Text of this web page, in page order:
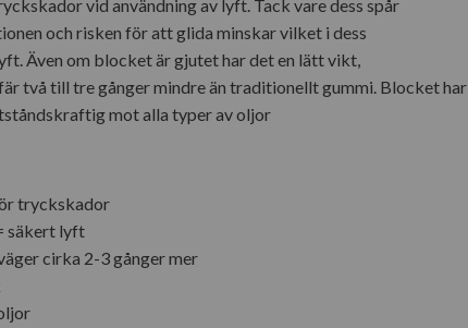
vid användning av lyft. Tack vare dess spår
och risken för att glida minskar vilket i dess
Även om blocket är gjutet har det en lätt vikt,
två till tre gånger mindre än traditionellt gummi. Blocket har
mot alla typer av oljor
tryckskador
säkert lyft
cirka 2-3 gånger mer